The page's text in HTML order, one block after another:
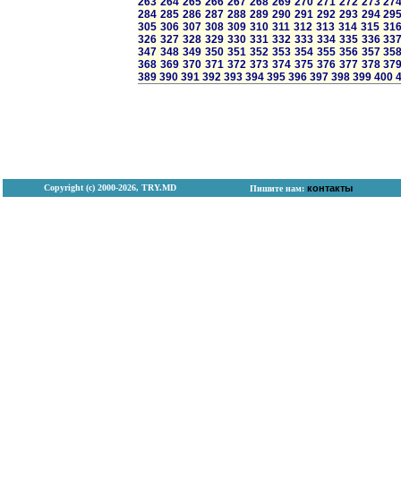
284 285 286 287 288 289 290 291 292 293 294
305 306 307 308 309 310 311 312 313 314 315 316
326 327 328 329 330 331 332 333 334 335 336
347 348 349 350 351 352 353 354 355 356 357
368 369 370 371 372 373 374 375 376 377 378
389 390 391 392 393 394 395 396 397 398 399 400
Copyright (с) 2000-2026, TRY.MD Пишите нам: контакты